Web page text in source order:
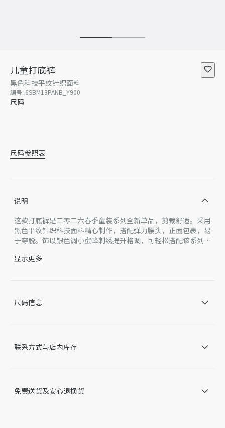
儿童打底裤
黑色科技平纹针织面料
编号: 6SBM13PANB_Y900
尺码
尺码参照表
说明
这款打底裤是二零二六春季童装系列全新单品，剪裁舒适。采用
黑色平纹针织科技面料精心制作，搭配弹力腰头，正面包裹，易
于穿脱。饰以银色调小蜜蜂刺绣提升格调，可轻松搭配该系列的
腰部右侧饰以银色金属光泽线小蜜蜂刺绣
无里料
显示更多
尺码信息
联系方式与店内库存
免费送货及安心退换货